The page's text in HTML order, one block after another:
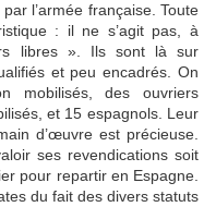
l’armée française. Toute
: il ne s’agit pas, à
libres ». Ils sont là sur
et peu encadrés. On
mobilisés, des ouvriers
et 15 espagnols. Leur
d’œuvre est précieuse.
ses revendications soit
pour repartir en Espagne.
du fait des divers statuts